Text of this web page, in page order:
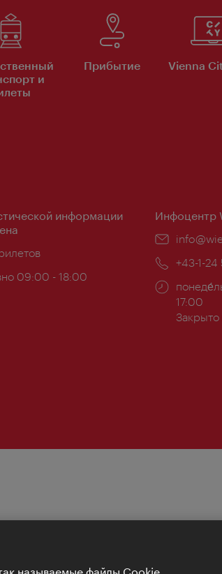
и
Прибытие Vienna
информации
09:00 - 18:00
Инфоцентр
Эл.
+43-1-24
Часы
работы:
17:00